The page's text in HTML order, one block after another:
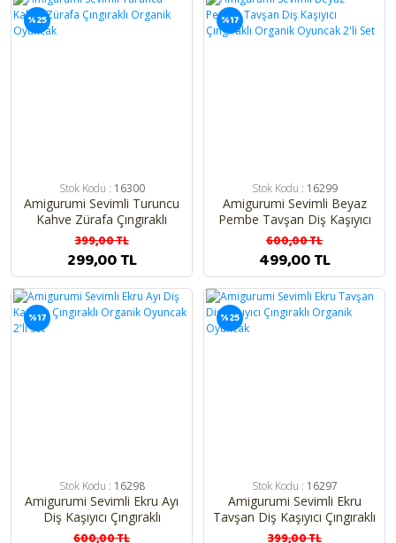
%25
Stok Kodu : 16300
Amigurumi Sevimli Turuncu
Kahve Zürafa Çıngıraklı
Organik Oyuncak
399,00 TL
299,00 TL
%17
Stok Kodu : 16299
Amigurumi Sevimli Beyaz
Pembe Tavşan Diş Kaşıyıcı
Çıngıraklı Organik Oyuncak
2'li Set
600,00 TL
499,00 TL
%17
Stok Kodu : 16298
Amigurumi Sevimli Ekru Ayı
Diş Kaşıyıcı Çıngıraklı
Organik Oyuncak 2'li Set
%25
Stok Kodu : 16297
Amigurumi Sevimli Ekru
Tavşan Diş Kaşıyıcı Çıngıraklı
Organik Oyuncak